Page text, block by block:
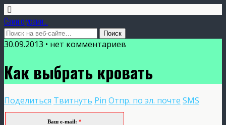
Сами с усами...
30.09.2013 • нет комментариев
Как выбрать кровать
Поделиться Твитнуть Pin Отпр. по эл. почте SMS
Ваш e-mail: *